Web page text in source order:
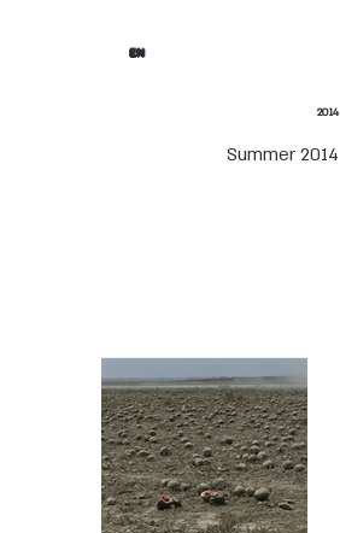
EN
2014
Summer 2014